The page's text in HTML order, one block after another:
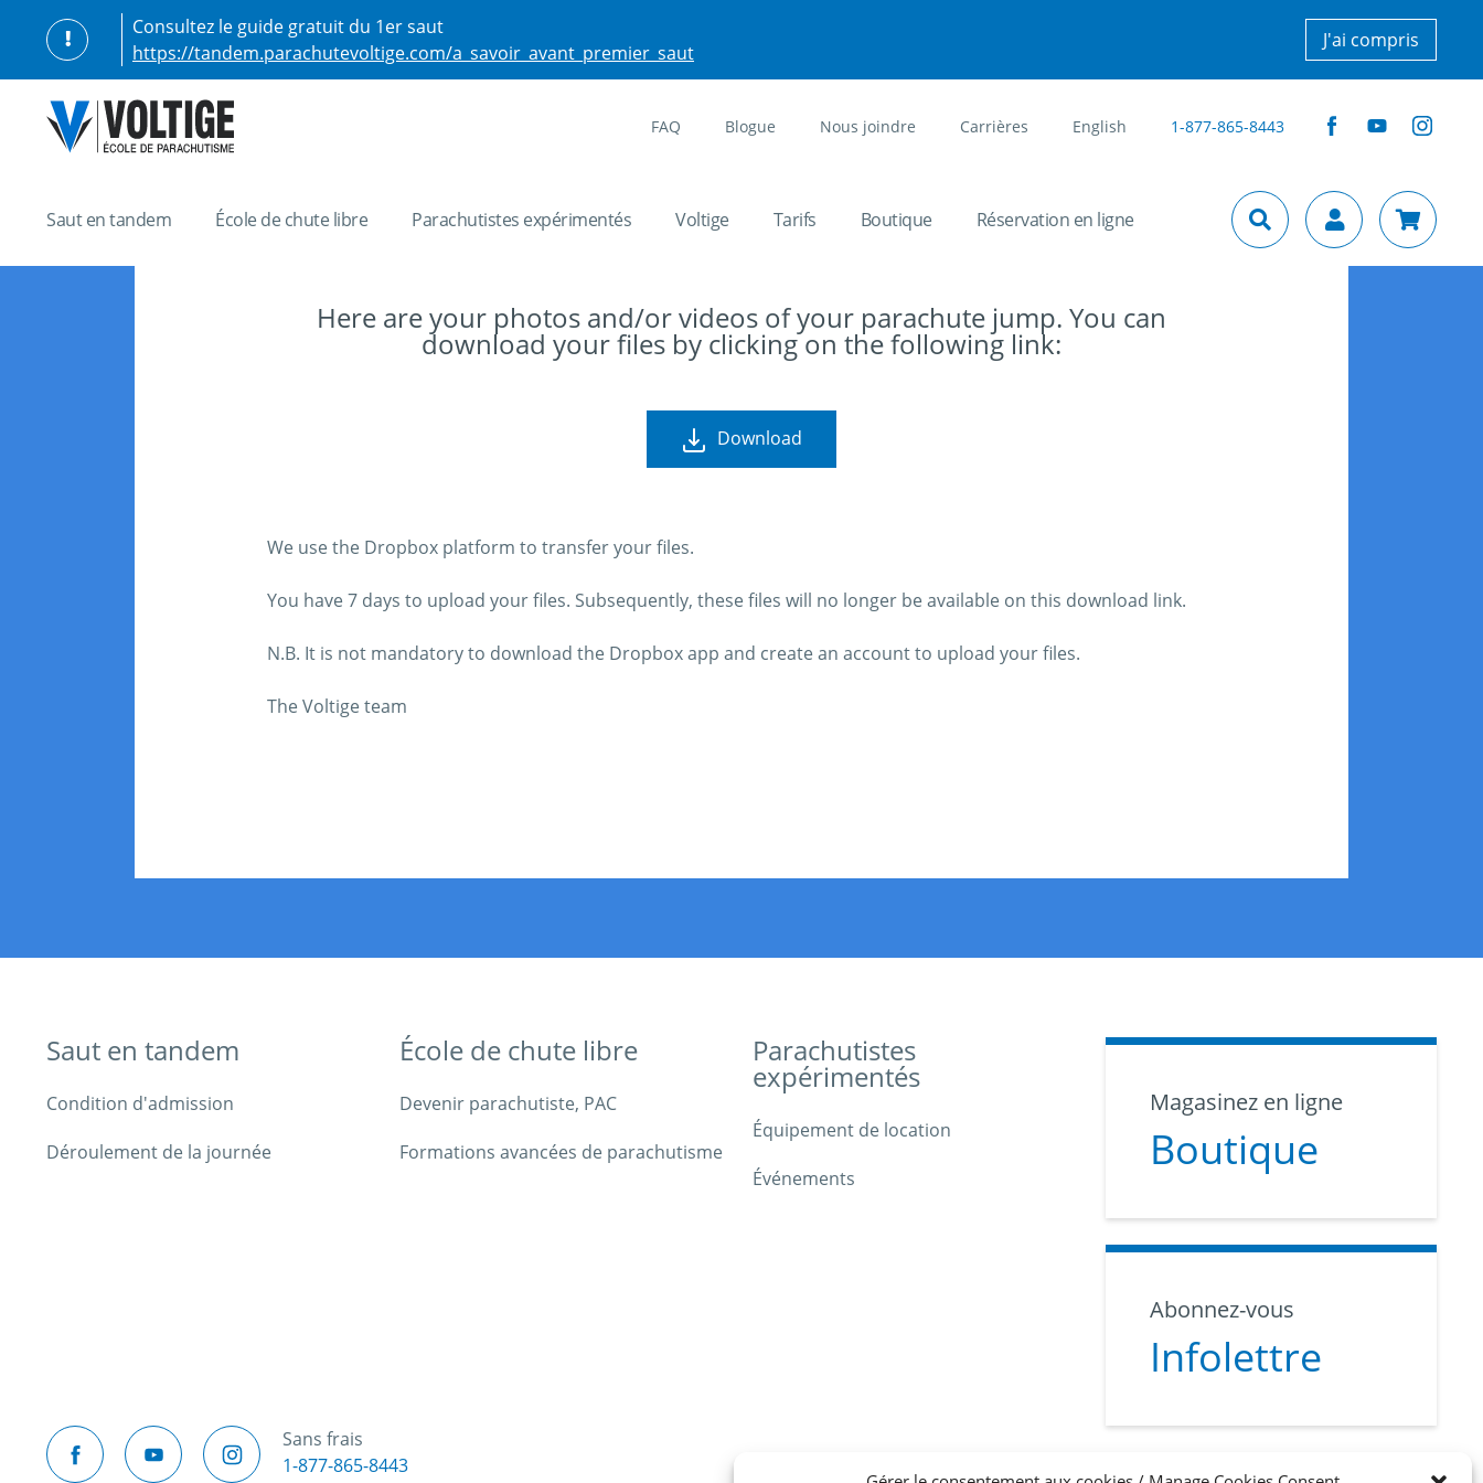
Consultez le guide gratuit du 1er saut
https://tandem.parachutevoltige.com/a_savoir_avant_premier_saut
J'ai compris
FAQ Blogue Nous joindre Carrières English 1-877-865-8443
Saut en tandem École de chute libre Parachutistes expérimentés Voltige Tarifs Boutique Réservation en ligne
Here are your photos and/or videos of your parachute jump. You can
download your files by clicking on the following link:
Download
We use the Dropbox platform to transfer your files.
You have 7 days to upload your files. Subsequently, these files will no longer be available on this download link.
N.B. It is not mandatory to download the Dropbox app and create an account to upload your files.
The Voltige team
Saut en tandem
Condition d'admission
Déroulement de la journée
École de chute libre
Devenir parachutiste, PAC
Formations avancées de parachutisme
Parachutistes
expérimentés
Équipement de location
Événements
Magasinez en ligne
Boutique
Abonnez-vous
Infolettre
Sans frais
1-877-865-8443